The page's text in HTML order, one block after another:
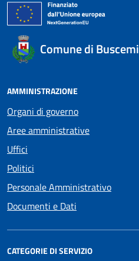
Comune di Buscemi
AMMINISTRAZIONE
Organi di governo
Aree amministrative
Uffici
Politici
Personale Amministrativo
Documenti e Dati
CATEGORIE DI SERVIZIO